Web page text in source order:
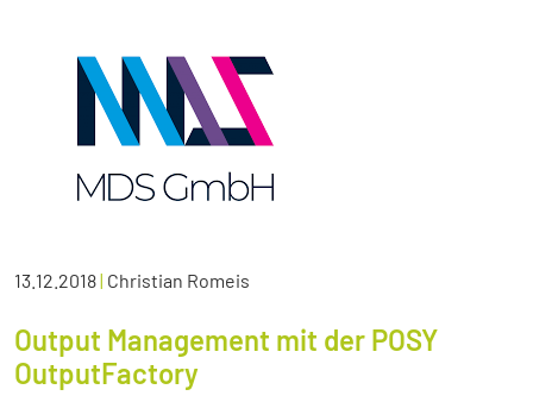
13.12.2018| Christian Romeis
Output Management mit der POSY
OutputFactory